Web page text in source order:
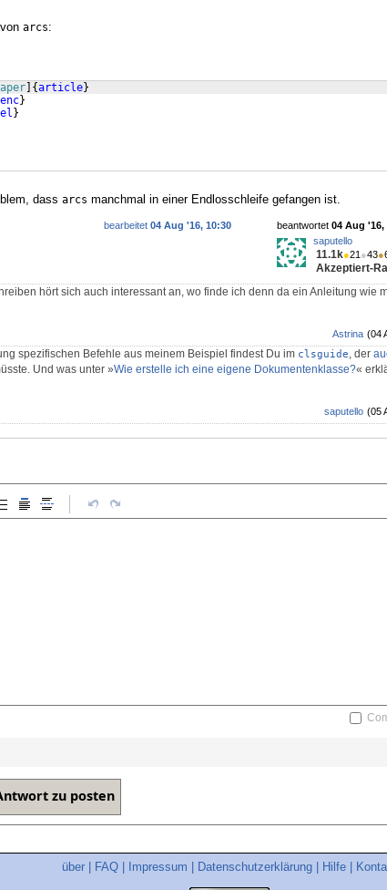
arcs:
{article}
}
}
dass arcs manchmal in einer Endlosschleife gefangen ist.
beantwortet 04 Aug '16,
saputello
11.1k●21 ●43●
Akzeptiert-
bearbeitet 04 Aug '16, 10:30
hört sich auch interessant an, wo finde ich denn da ein Anleitung wie
(04
Astrina
spezifischen Befehle aus meinem Beispiel findest Du im clsguide, der
Und was unter »Wie erstelle ich eine eigene Dokumentenklasse?«
(05
saputello
über FAQ Impressum Datenschutzerklärung Hilfe